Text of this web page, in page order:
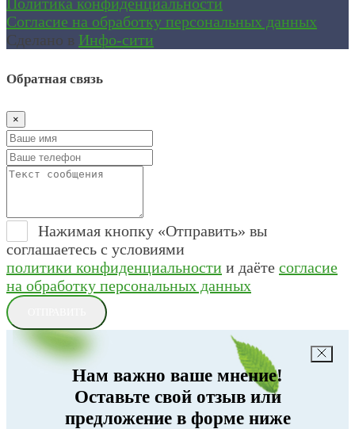
Согласие на обработку персональных данных
Сделано в Инфо-сити
Обратная связь
×
Нажимая кнопку «Отправить» вы
соглашаетесь с условиями
политики конфиденциальности и даёте согласие
на обработку персональных данных
Нам важно ваше мнение!
Оставьте свой отзыв или
предложение в форме ниже